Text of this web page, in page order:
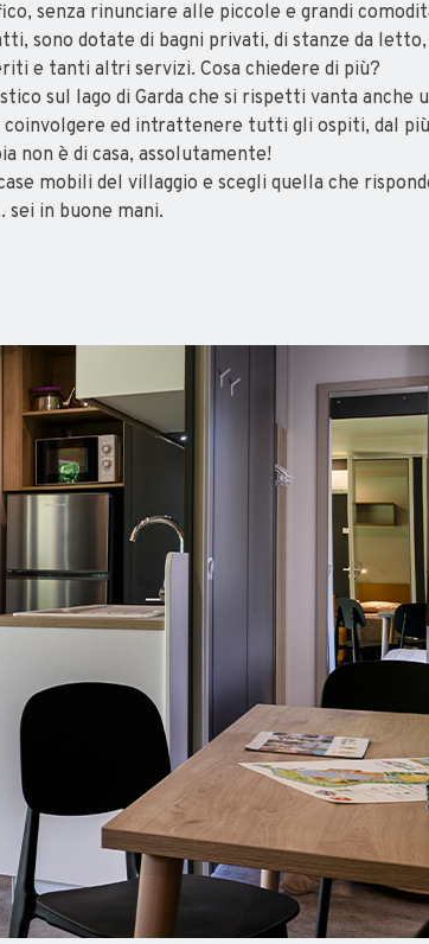
senza rinunciare alle piccole e grandi
sono dotate di bagni privati, di stanze da
e tanti altri servizi. Cosa chiedere di più?
sul lago di Garda che si rispetti vanta anche
coinvolgere ed intrattenere tutti gli ospiti, dal
non è di casa, assolutamente!
mobili del villaggio e scegli quella che
sei in buone mani.